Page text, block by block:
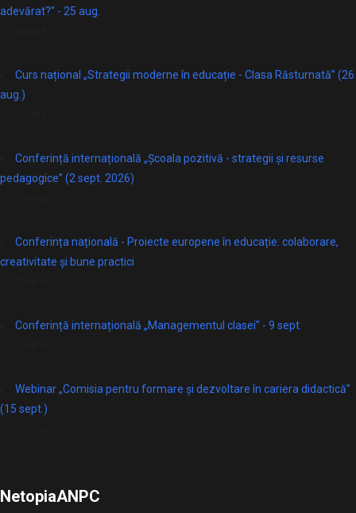
adevărat?” - 25 aug.
Curs național „Strategii moderne în educație - Clasa Răsturnată” (26
aug.)
Conferință internațională „Școala pozitivă - strategii și resurse
pedagogice” (2 sept. 2026)
Conferința națională - Proiecte europene în educație: colaborare,
creativitate și bune practici
Conferință internațională „Managementul clasei” - 9 sept.
Webinar „Comisia pentru formare și dezvoltare în cariera didactică”
(15 sept.)
NetopiaANPC